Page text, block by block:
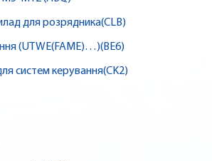
для розрядника(CLB)
(UTWE(FAME)…)(BE6)
систем керування(CK2)